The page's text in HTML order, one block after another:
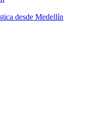
desde Medellín